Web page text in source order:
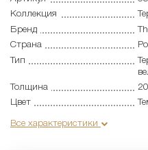
Коллекция
Бренд
Страна
Тип
Толщина
Цвет
Все характеристики